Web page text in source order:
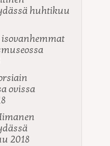
huhtikuu
isovanhemmat
ovissa
2018